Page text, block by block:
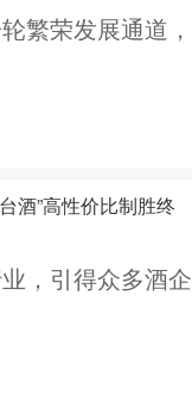
繁荣发展通道，
酒”高性价比制胜终
，引得众多酒企